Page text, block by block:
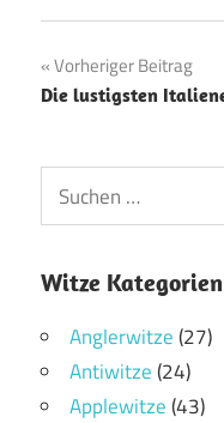
Vorheriger Beitrag
Die lustigsten
Witze Kategorien
Anglerwitze(27)
Antiwitze(24)
Applewitze(43)